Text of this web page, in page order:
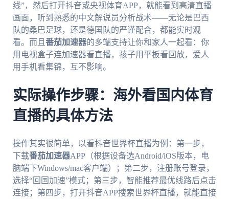
线”，然后打开抖音或央视体育APP，就能看到高清直播
画面，听到熟悉的中文解说员分析战术——无论是巴西
队的桑巴足球，还是德国队的严谨配合，都能实时观
看。而且 番茄加速器的多端支持让你和家人一起看：你
用电视盒子连加速器看直播，孩子用平板看回放，爱人
用手机看集锦，互不影响。
实际操作步骤：海外看国内体育
直播的具体方法
操作其实很简单，以看抖音世界杯直播为例：第一步，
下载番茄加速器APP（根据设备选Android/iOS版本，电
脑端下Windows/mac客户端）；第二步，注册账号登录，
选择“回国加速”模式；第三步，智能推荐最优线路后点击
连接；第四步，打开抖音APP搜索世界杯直播，就能直接